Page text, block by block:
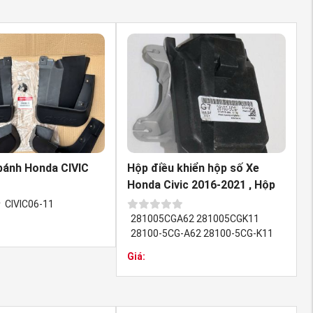
nhận
uy tín.
“Tín” lên
tìm được
tùng ô
hotline
được bảo
lựa chọn
Honda CIVIC
CIVIC06-11
Hộp điều khiển hộp số Xe
Honda Civic 2016-2021 , Hộp
TCM Civic gen ...
281005CGA62 281005CGK11
28100-5CG-A62 28100-5CG-K11
Giá: